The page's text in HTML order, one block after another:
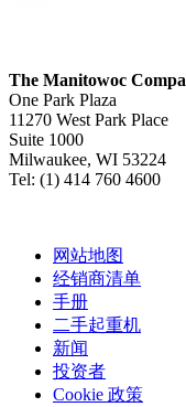
The Manitowoc
One Park Plaza
11270 West Park Place
Suite 1000
Milwaukee, WI 53224
Tel: (1) 414 760 4600
网站地图
经销商清单
手册
二手起重机
新闻
投资者
Cookie 政策